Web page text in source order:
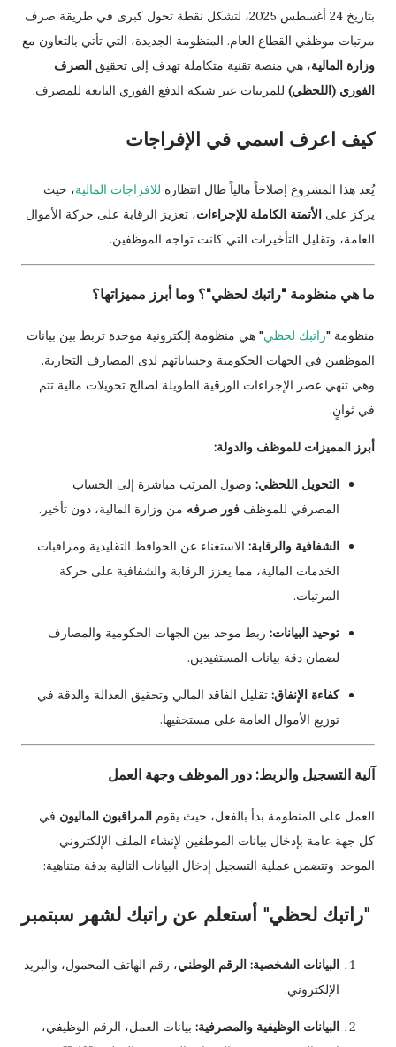
بتاريخ 24 أغسطس 2025، لتشكل نقطة تحول كبرى في طريقة صرف
مرتبات موظفي القطاع العام. المنظومة الجديدة، التي تأتي بالتعاون مع
وزارة المالية، هي منصة تقنية متكاملة تهدف إلى تحقيق الصرف
الفوري (اللحظي) للمرتبات عبر شبكة الدفع الفوري التابعة للمصرف.
كيف اعرف اسمي في الإفراجات
يُعد هذا المشروع إصلاحاً مالياً طال انتظاره للافراجات المالية، حيث
يركز على الأتمتة الكاملة للإجراءات، تعزيز الرقابة على حركة الأموال
العامة، وتقليل التأخيرات التي كانت تواجه الموظفين.
ما هي منظومة "راتبك لحظي"؟ وما أبرز مميزاتها؟
منظومة "راتبك لحظي" هي منظومة إلكترونية موحدة تربط بين بيانات
الموظفين في الجهات الحكومية وحساباتهم لدى المصارف التجارية.
وهي تنهي عصر الإجراءات الورقية الطويلة لصالح تحويلات مالية تتم
في ثوانٍ.
أبرز المميزات للموظف والدولة:
التحويل اللحظي: وصول المرتب مباشرة إلى الحساب
المصرفي للموظف فور صرفه من وزارة المالية، دون تأخير.
الشفافية والرقابة: الاستغناء عن الحوافظ التقليدية ومراقبات
الخدمات المالية، مما يعزز الرقابة والشفافية على حركة
المرتبات.
توحيد البيانات: ربط موحد بين الجهات الحكومية والمصارف
لضمان دقة بيانات المستفيدين.
كفاءة الإنفاق: تقليل الفاقد المالي وتحقيق العدالة والدقة في
توزيع الأموال العامة على مستحقيها.
آلية التسجيل والربط: دور الموظف وجهة العمل
العمل على المنظومة بدأ بالفعل، حيث يقوم المراقبون الماليون في
كل جهة عامة بإدخال بيانات الموظفين لإنشاء الملف الإلكتروني
الموحد. وتتضمن عملية التسجيل إدخال البيانات التالية بدقة متناهية:
"راتبك لحظي" أستعلم عن راتبك لشهر سبتمبر
البيانات الشخصية: الرقم الوطني، رقم الهاتف المحمول، والبريد
الإلكتروني.
البيانات الوظيفية والمصرفية: بيانات العمل، الرقم الوظيفي،